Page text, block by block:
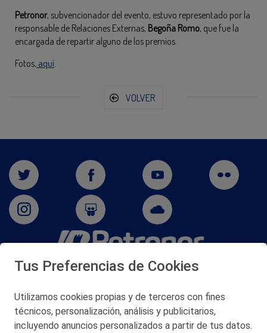
Petronor, subvencionador del evento, estuvo representado por la
responsable de Relaciones Externas, Begoña Romo, que fue la
encargada de repartir alguno de los premios.
Fotos, aquí.
VOLVER
San Martín 5-Edificio Muñatones,
© 2026 Petronor S.A.
Tus Preferencias de Cookies
Utilizamos cookies propias y de terceros con fines
técnicos, personalización, análisis y publicitarios,
incluyendo anuncios personalizados a partir de tus datos.